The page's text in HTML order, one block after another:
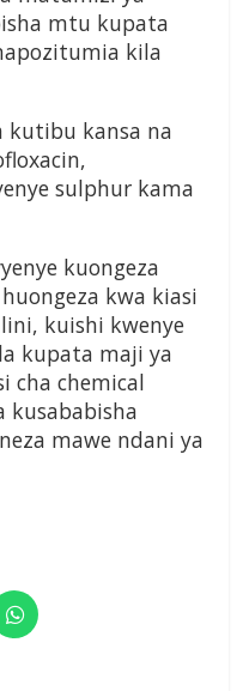
mtu kupata
kila
kutibu kansa na
sulphur kama
kuongeza
kwa kiasi
kuishi kwenye
kupata maji ya
cha chemical
kusababisha
mawe ndani ya